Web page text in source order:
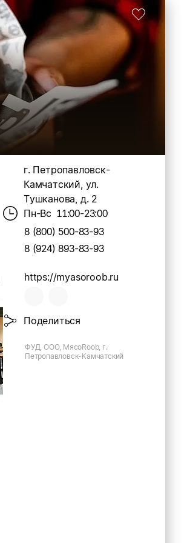
г. Петропавловск-
Камчатский, ул.
Тушканова, д. 2
Пн-Вс 11:00-23:00
8 (800) 500-83-93
8 (924) 893-83-93
https://myasoroob.ru
Поделиться
ФУД, ООО, МясоRoob, г.
Петропавловск-Камчатский